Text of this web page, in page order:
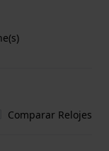
Comparar Relojes